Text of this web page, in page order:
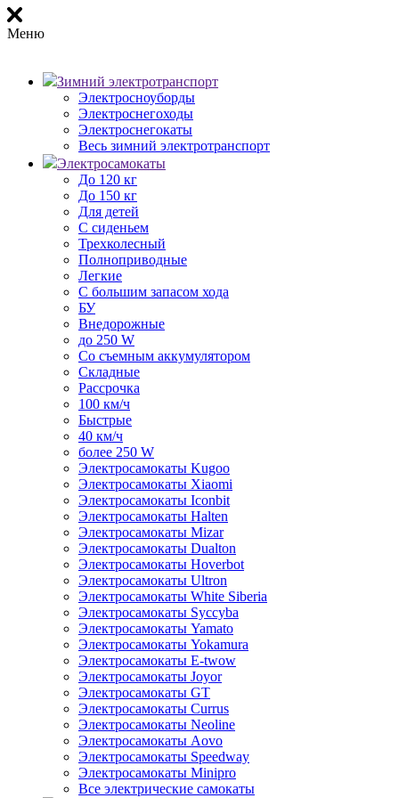
Меню
Зимний электротранспорт
Электросноуборды
Электроснегоходы
Электроснегокаты
Весь зимний электротранспорт
Электросамокаты
До 120 кг
До 150 кг
Для детей
С сиденьем
Трехколесный
Полноприводные
Легкие
С большим запасом хода
БУ
Внедорожные
до 250 W
Со съемным аккумулятором
Складные
Рассрочка
100 км/ч
Быстрые
40 км/ч
более 250 W
Электросамокаты Kugoo
Электросамокаты Xiaomi
Электросамокаты Iconbit
Электросамокаты Halten
Электросамокаты Mizar
Электросамокаты Dualton
Электросамокаты Hoverbot
Электросамокаты Ultron
Электросамокаты White Siberia
Электросамокаты Syccyba
Электросамокаты Yamato
Электросамокаты Yokamura
Электросамокаты E-twow
Электросамокаты Joyor
Электросамокаты GT
Электросамокаты Currus
Электросамокаты Neoline
Электросамокаты Aovo
Электросамокаты Speedway
Электросамокаты Minipro
Все электрические самокаты